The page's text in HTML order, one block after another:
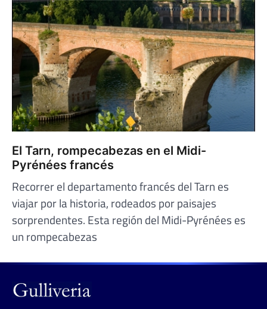
El Tarn, rompecabezas en el Midi-
Pyrénées francés
Recorrer el departamento francés del Tarn es
viajar por la historia, rodeados por paisajes
sorprendentes. Esta región del Midi-Pyrénées es
un rompecabezas